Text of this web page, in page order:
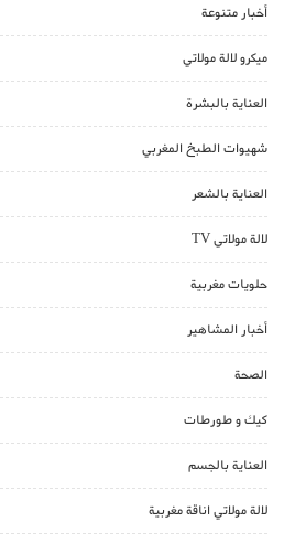
أخبار متنوعة
ميكرو لالة مولاتي
العناية بالبشرة
شهيوات الطبخ المغربي
العناية بالشعر
لالة مولاتي TV
حلويات مغربية
أخبار المشاهير
الصحة
كيك و طورطات
العناية بالجسم
لالة مولاتي اناقة مغربية